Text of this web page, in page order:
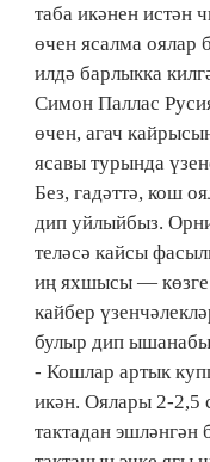
таба икәнен истән
өчен ясалма оялар
илдә барлыкка
Симон Паллас
өчен, агач
ясавы турында
Без, гадәттә, кош
дип уйлыйбыз.
теләсә кайсы
иң яхшысы — көзге
кайбер
булыр дип
- Кошлар артык
икән. Оялары 2-2,5
тактадан